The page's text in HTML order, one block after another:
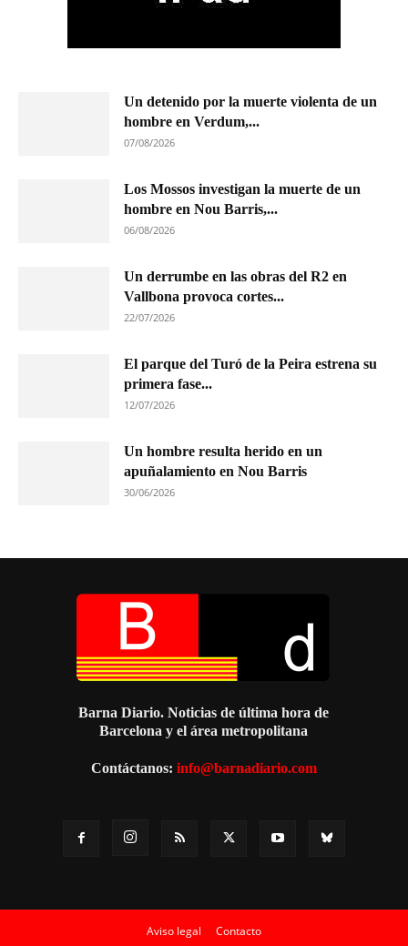
Un detenido por la muerte violenta de un
hombre en Verdum,...
07/08/2026
Los Mossos investigan la muerte de un
hombre en Nou Barris,...
06/08/2026
Un derrumbe en las obras del R2 en
Vallbona provoca cortes...
22/07/2026
El parque del Turó de la Peira estrena su
primera fase...
12/07/2026
Un hombre resulta herido en un
apuñalamiento en Nou Barris
30/06/2026
Barna Diario. Noticias de última hora de
Barcelona y el área metropolitana
Contáctanos: info@barnadiario.com
Aviso legal Contacto